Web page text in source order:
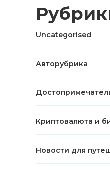
Uncategorised
Авторубрика
Криптовалюта и
Новости для